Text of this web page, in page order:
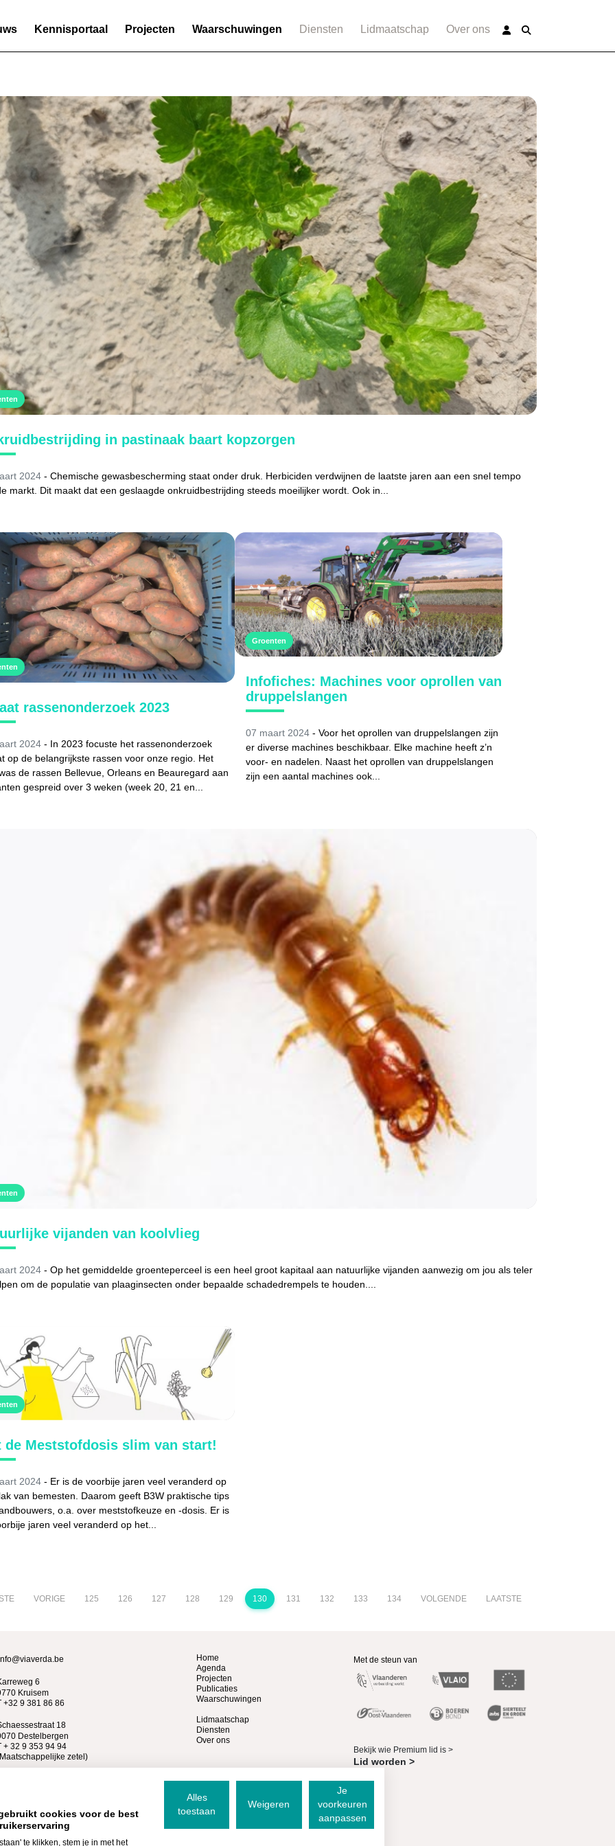
Kennisportaal Projecten Waarschuwingen Diensten Lidmaatschap Over ons
in pastinaak baart kopzorgen
2024 - Chemische gewasbescherming staat onder druk. Herbiciden verdwijnen de laatste jaren aan een snel tempo
markt. Dit maakt dat een geslaagde onkruidbestrijding steeds moeilijker wordt. Ook in...
rassenonderzoek 2023
2024 - In 2023 focuste het rassenonderzoek
op de belangrijkste rassen voor onze regio. Het
de rassen Bellevue, Orleans en Beauregard aan
gespreid over 3 weken (week 20, 21 en...
Groenten
Infofiches: Machines voor oprollen van
druppelslangen
07 maart 2024- Voor het oprollen van druppelslangen zijn
er diverse machines beschikbaar. Elke machine heeft z’n
voor- en nadelen. Naast het oprollen van druppelslangen
zijn een aantal machines ook...
vijanden van koolvlieg
2024 - Op het gemiddelde groenteperceel is een heel groot kapitaal aan natuurlijke vijanden aanwezig om jou als teler
om de populatie van plaaginsecten onder bepaalde schadedrempels te houden....
de Meststofdosis slim van start!
2024 - Er is de voorbije jaren veel veranderd op
van bemesten. Daarom geeft B3W praktische tips
o.a. over meststofkeuze en -dosis. Er is
jaren veel veranderd op het...
VORIGE 125 126 127 128 129 130 131 132 133 134 VOLGENDE LAATSTE
6
Kruisem
+32 9 381 86 86
18
Destelbergen
+ 32 9 353 94 94
zetel)
Home
Agenda
Projecten
Publicaties
Waarschuwingen
Lidmaatschap
Diensten
Over ons
Met de steun van
Bekijk wie Premium lid is >
Lid worden >
cookies voor de best
te klikken, stem je in met het
Alles
toestaan
Weigeren
Je
voorkeuren
aanpassen